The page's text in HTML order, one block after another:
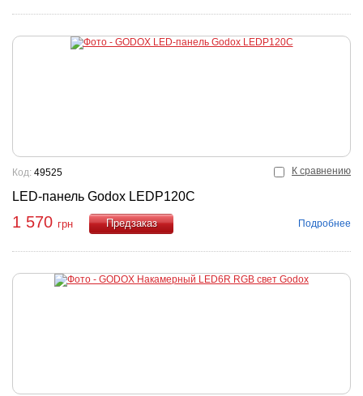
К сравнению
LED-панель Godox LEDP120C
Код: 49525
1 570 грн
Подробнее